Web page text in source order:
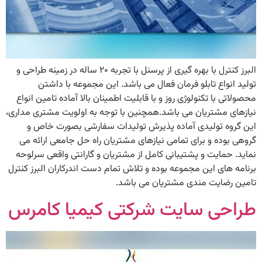
البرز کنترل با بهره گیری از پرسنل با تجربه ۲۰ ساله در زمینه طراحی و
تولید انواع تابلو فرمان فعال می باشد. این مجموعه با داشتن
محصولاتی با تکنولوژی روز و با قابلیت اطمینان بالا آماده تامین انواع
نیازهای مشتریان می باشد.همچنین با توجه به اولویت مشتری مداری،
این گروه تولیدی آماده پذیرش تولیدات سفارشی بصورت خاص و
گروهی بوده و برای تمامی نیازهای مشتریان راه حل جامعی ارائه می
نماید. حمایت و پشتیبانی کامل از مشتریان و گارانتی واقعی سرلوحه
برنامه های این مجموعه بوده و تلاش تمام دست اندرکاران البرز کنترل
تامین رضایت مندی مشتریان می باشد.
طراحی سایت شرکتی کیمیا کامرس